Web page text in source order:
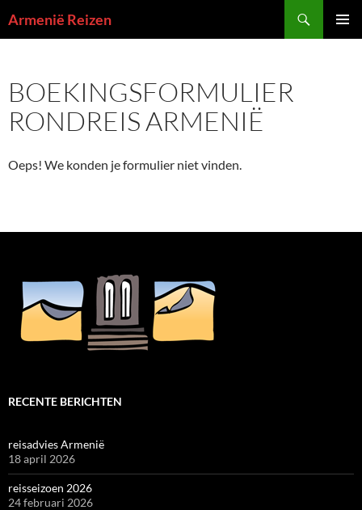
Armenië Reizen
INHOUD
BOEKINGSFORMULIER
RONDREIS ARMENIË
Oeps! We konden je formulier niet vinden.
RECENTE BERICHTEN
reisadvies Armenië
18 april 2026
reisseizoen 2026
24 februari 2026